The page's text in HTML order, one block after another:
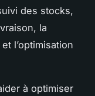
des stocks,
la
l’optimisation
à optimiser